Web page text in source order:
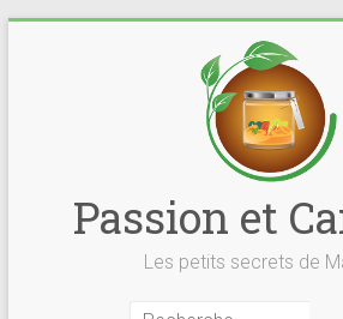
Passion et
Les petits secrets de